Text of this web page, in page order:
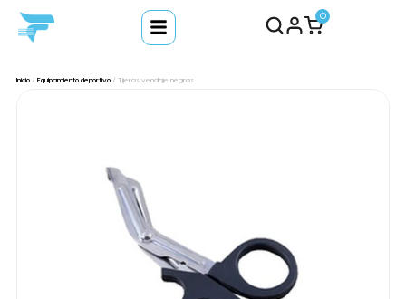
0
Inicio/ Equipamiento deportivo/ Tijeras vendaje negras